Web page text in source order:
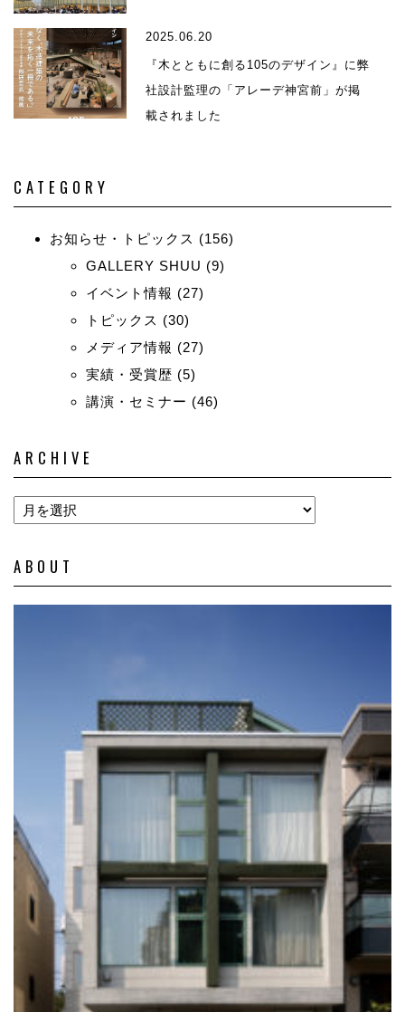
2025.06.20
『木とともに創る105のデザイン』に弊
社設計監理の「アレーデ神宮前」が掲
載されました
CATEGORY
お知らせ・トピックス (156)
GALLERY SHUU (9)
イベント情報 (27)
トピックス (30)
メディア情報 (27)
実績・受賞歴 (5)
講演・セミナー (46)
ARCHIVE
ABOUT